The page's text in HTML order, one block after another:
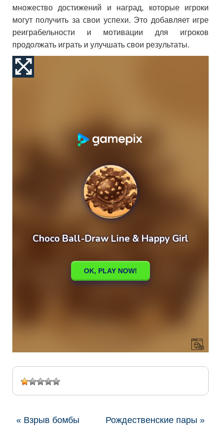
множество достижений и наград, которые игроки
могут получить за свои успехи. Это добавляет игре
реиграбельности и мотивации для игроков
продолжать играть и улучшать свои результаты.
« Взрыв бомбы Рождественские пары »